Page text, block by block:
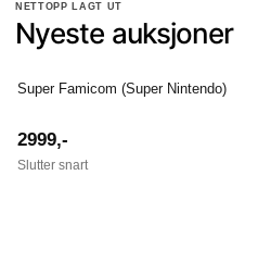
NETTOPP LAGT UT
Nyeste auksjoner
Super Famicom (Super Nintendo)
2999,-
Slutter snart